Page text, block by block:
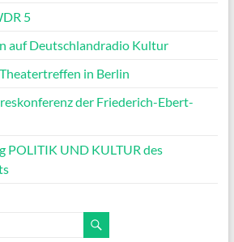
5
auf Deutschlandradio Kultur
in Berlin
der Friederich-Ebert-
POLITIK UND KULTUR des